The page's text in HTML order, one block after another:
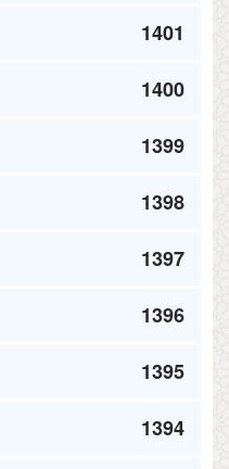
1401
1400
1399
1398
1397
1396
1395
1394